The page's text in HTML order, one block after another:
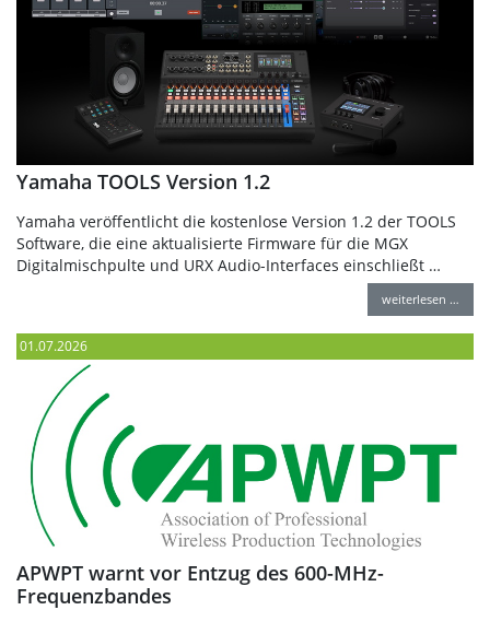
Yamaha TOOLS Version 1.2
Yamaha veröffentlicht die kostenlose Version 1.2 der TOOLS
Software, die eine aktualisierte Firmware für die MGX
Digitalmischpulte und URX Audio-Interfaces einschließt …
weiterlesen …
01.07.2026
APWPT warnt vor Entzug des 600-MHz-
Frequenzbandes